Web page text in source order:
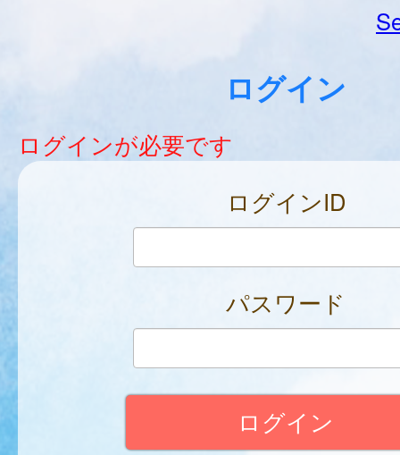
ログイン
ログインが必要です
ログインID
パスワード